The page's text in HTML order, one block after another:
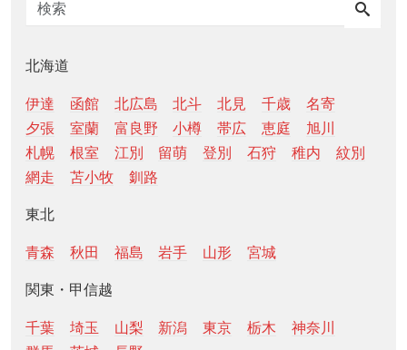
北海道
伊達 函館 北広島 北斗 北見 千歳
名寄
夕張
室蘭 富良野 小樽 帯広 恵庭
旭川
札幌
根室 江別 留萌 登別 石狩 稚内
紋別
網走
苫小牧 釧路
東北
青森 秋田 福島 岩手 山形 宮城
関東・甲信越
千葉 埼玉 山梨 新潟 東京 栃木
神奈川